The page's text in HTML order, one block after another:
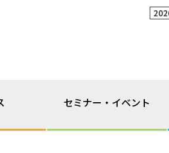
セミナー・イベント